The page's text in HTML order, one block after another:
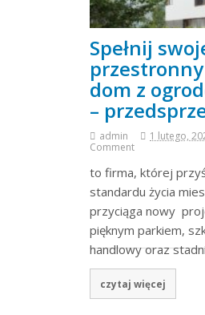
Spełnij
dom z
–
admin 1 lutego,
Comment
to firma, której
standardu życia
przyciąga nowy
pięknym parkiem,
handlowy oraz
czytaj więcej